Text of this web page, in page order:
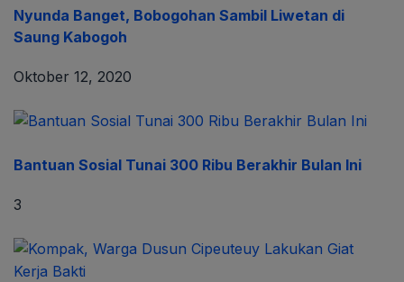
Nyunda Banget, Bobogohan Sambil Liwetan di
Saung Kabogoh
Oktober 12, 2020
Bantuan Sosial Tunai 300 Ribu Berakhir Bulan Ini
3